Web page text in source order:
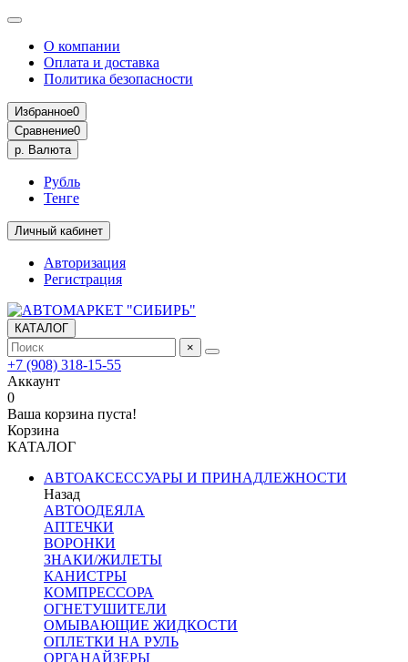
О компании
Оплата и доставка
Политика безопасности
Избранное0
Сравнение0
р. Валюта
Рубль
Тенге
Личный кабинет
Авторизация
Регистрация
КАТАЛОГ
×
+7 (908) 318-15-55
Аккаунт
0
Ваша корзина пуста!
Корзина
КАТАЛОГ
АВТОАКСЕССУАРЫ И ПРИНАДЛЕЖНОСТИ
Назад
АВТООДЕЯЛА
АПТЕЧКИ
ВОРОНКИ
ЗНАКИ/ЖИЛЕТЫ
КАНИСТРЫ
КОМПРЕССОРА
ОГНЕТУШИТЕЛИ
ОМЫВАЮЩИЕ ЖИДКОСТИ
ОПЛЕТКИ НА РУЛЬ
ОРГАНАЙЗЕРЫ